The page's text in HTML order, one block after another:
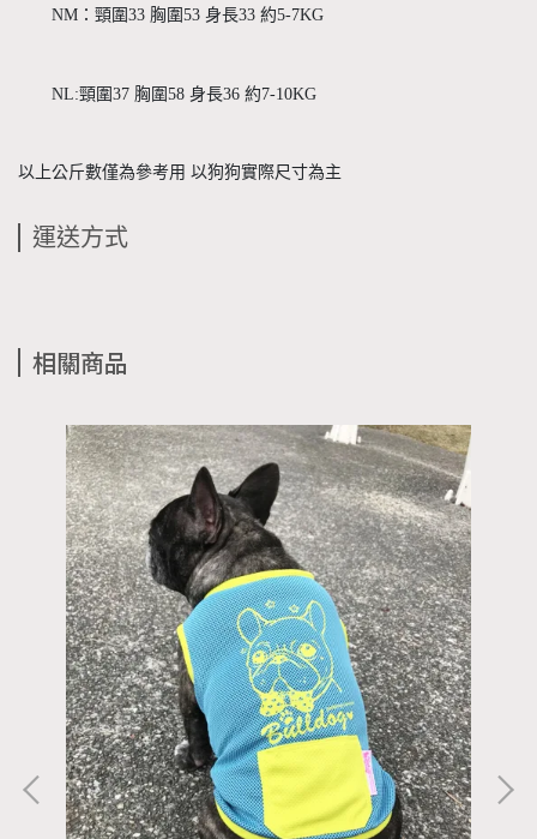
NM：頸圍33 胸圍53 身長33 約5-7KG
NL:頸圍37 胸圍58 身長36 約7-10KG
以上公斤數僅為參考用 以狗狗實際尺寸為主
運送方式
相關商品